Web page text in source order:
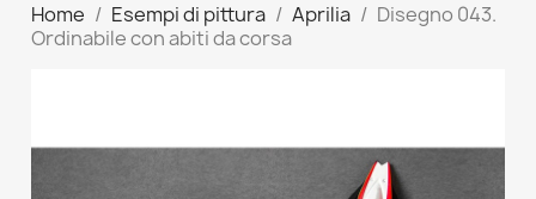
Home Esempi di pittura Aprilia
Disegno 043.
Ordinabile con abiti da corsa